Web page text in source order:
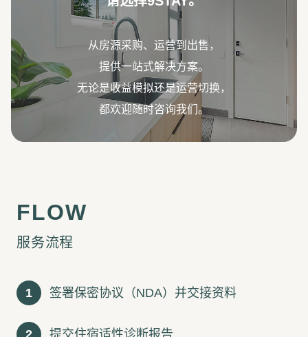
从房源采购、运营到出售，
提供一站式解决方案。
无论是收益模拟还是运营切换，
都欢迎随时咨询我们。
服务流程
1 签署保密协议（NDA）并交接资料
2